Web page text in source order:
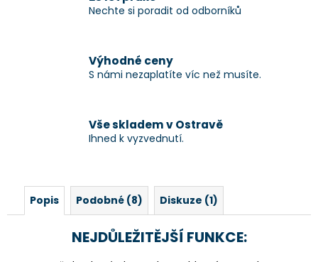
Nechte si poradit od odborníků
Výhodné ceny
S námi nezaplatíte víc než musíte.
Vše skladem v Ostravě
Ihned k vyzvednutí.
Popis Podobné (8) Diskuze (1)
NEJDŮLEŽITĚJŠÍ FUNKCE: